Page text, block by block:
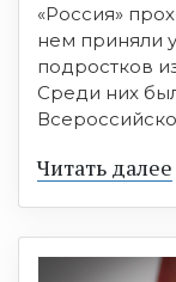
«Россия»
нем приняли
подростков
Среди них
Читать далее